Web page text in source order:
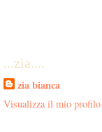
...zia....
zia bianca
Visualizza il mio profilo